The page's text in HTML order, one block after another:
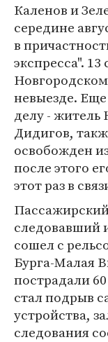
Каленов и
середине
в
экспресса".
невыезде.
делу - житель
Дидигов,
освобожден
после этого
этот раз в
следовавший
сошел с
Бурга-Малая
пострадали
стал подрыв
устройства,
следования